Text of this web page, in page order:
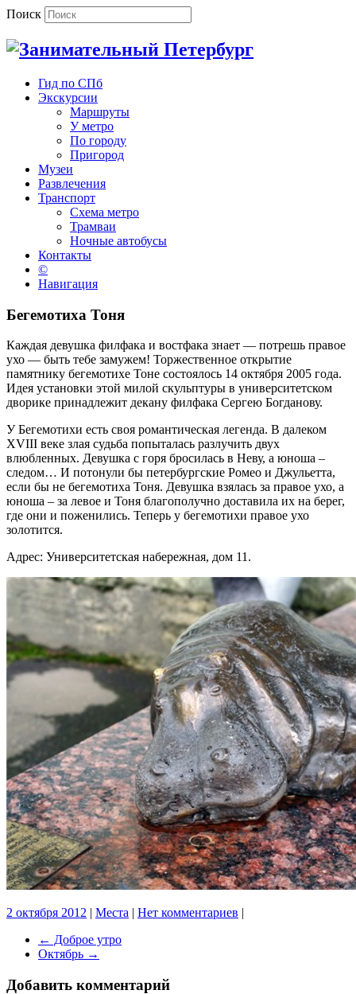
Поиск
Гид по СПб
Экскурсии
Маршруты
У метро
По городу
Пригород
Музеи
Развлечения
Транспорт
Схема метро
Трамваи
Ночные автобусы
Контакты
©
Навигация
Бегемотиха Тоня
Каждая девушка филфака и востфака знает — потрешь правое
ухо — быть тебе замужем! Торжественное открытие
памятнику бегемотихе Тоне состоялось 14 октября 2005 года.
Идея установки этой милой скульптуры в университетском
дворике принадлежит декану филфака Сергею Богданову.
У Бегемотихи есть своя романтическая легенда. В далеком
XVIII веке злая судьба попыталась разлучить двух
влюбленных. Девушка с горя бросилась в Неву, а юноша –
следом… И потонули бы петербургские Ромео и Джульетта,
если бы не бегемотиха Тоня. Девушка взялась за правое ухо, а
юноша – за левое и Тоня благополучно доставила их на берег,
где они и поженились. Теперь у бегемотихи правое ухо
золотится.
Адрес: Университетская набережная, дом 11.
2 октября 2012 | Места | Нет комментариев |
← Доброе утро
Октябрь →
Добавить комментарий